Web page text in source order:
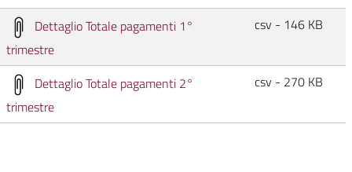
Dettaglio Totale pagamenti 1°
trimestre
csv - 146 KB
Dettaglio Totale pagamenti 2°
trimestre
csv - 270 KB